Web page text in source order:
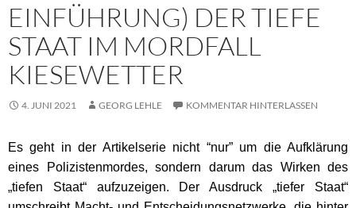
EINFÜHRUNG) DER TIEFE
STAAT IM MORDFALL
KIESEWETTER
4. JUNI 2021 GEORG LEHLE KOMMENTAR HINTERLASSEN
Es geht in der Artikelserie nicht “nur” um die Aufklärung
eines Polizistenmordes, sondern darum das Wirken des
„tiefen Staat“ aufzuzeigen. Der Ausdruck „tiefer Staat“